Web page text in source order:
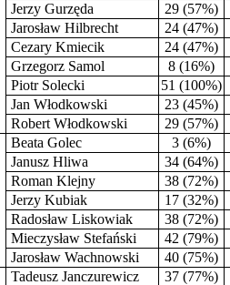
Jerzy Gurzęda
29 (57%)
Jarosław Hilbrecht
24 (47%)
Cezary Kmiecik
24 (47%)
Grzegorz Samol
8 (16%)
Piotr Solecki
51 (100%)
Jan Włodkowski
23 (45%)
Robert Włodkowski
29 (57%)
Beata Golec
3 (6%)
Janusz Hliwa
34 (64%)
Roman Klejny
38 (72%)
Jerzy Kubiak
17 (32%)
Radosław Liskowiak
38 (72%)
Mieczysław Stefański
42 (79%)
Jarosław Wachnowski
40 (75%)
Tadeusz Janczurewicz
37 (77%)